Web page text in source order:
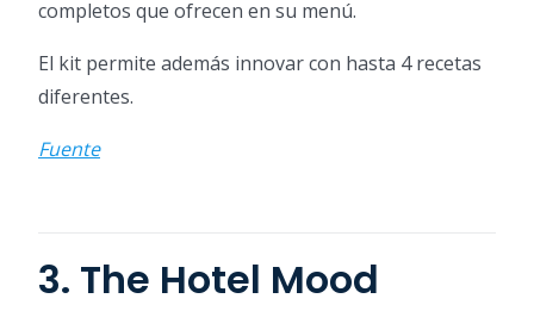
completos que ofrecen en su menú.
El kit permite además innovar con hasta 4 recetas
diferentes.
Fuente
3. The Hotel Mood